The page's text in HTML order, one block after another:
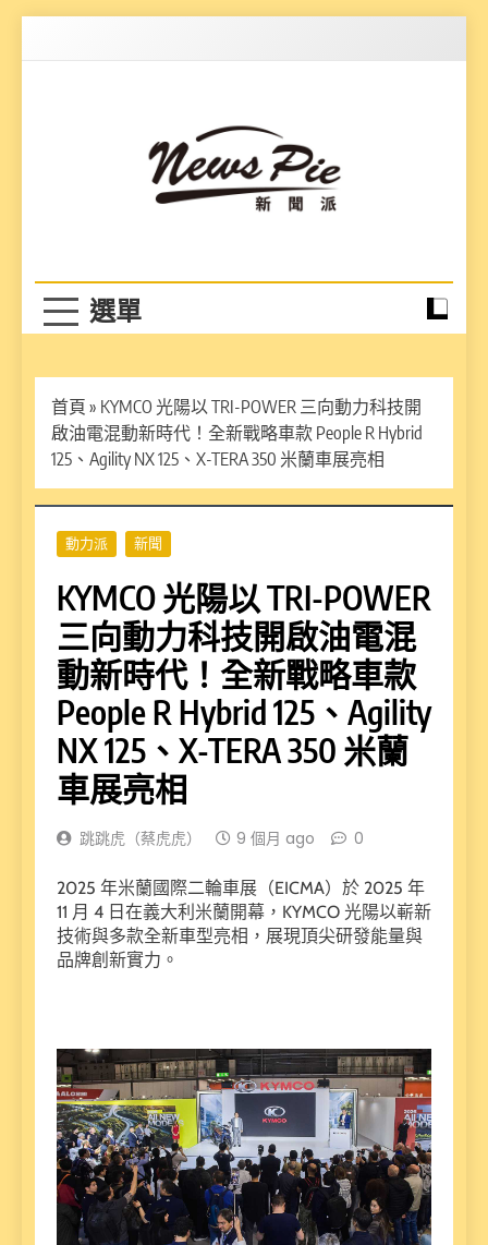
首頁 » KYMCO 光陽以 TRI-POWER 三向動力科技開
啟油電混動新時代！全新戰略車款 People R Hybrid
125、Agility NX 125、X-TERA 350 米蘭車展亮相
動力派 新聞
KYMCO 光陽以 TRI-POWER
三向動力科技開啟油電混
動新時代！全新戰略車款
People R Hybrid 125、Agility
NX 125、X-TERA 350 米蘭
車展亮相
跳跳虎（蔡虎虎） 9 個月 ago 0
2025 年米蘭國際二輪車展（EICMA）於 2025 年
11 月 4 日在義大利米蘭開幕，KYMCO 光陽以嶄新
技術與多款全新車型亮相，展現頂尖研發能量與
品牌創新實力。